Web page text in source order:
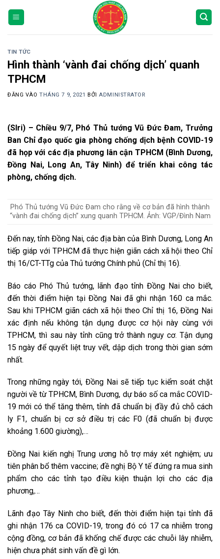
TIN TỨC
Hình thành ‘vành đai chống dịch’ quanh
TPHCM
ĐĂNG VÀOTHÁNG 7 9, 2021 BỞIADMINISTRATOR
(Slri) – Chiều 9/7, Phó Thủ tướng Vũ Đức Đam, Trưởng
Ban Chỉ đạo quốc gia phòng chống dịch bệnh COVID-19
đã họp với các địa phương lân cận TPHCM (Bình Dương,
Đồng Nai, Long An, Tây Ninh) để triển khai công tác
phòng, chống dịch.
Phó Thủ tướng Vũ Đức Đam cho rằng về cơ bản đã hình thành
“vành đai chống dịch” xung quanh TPHCM. Ảnh: VGP/Đình Nam
Đến nay, tỉnh Đồng Nai, các địa bàn của Bình Dương, Long An
tiếp giáp với TPHCM đã thực hiện giãn cách xã hội theo Chỉ
thị 16/CT-TTg của Thủ tướng Chính phủ (Chỉ thị 16).
Báo cáo Phó Thủ tướng, lãnh đạo tỉnh Đồng Nai cho biết,
đến thời điểm hiện tại Đồng Nai đã ghi nhận 160 ca mắc.
Sau khi TPHCM giãn cách xã hội theo Chỉ thị 16, Đồng Nai
xác định nếu không tận dụng được cơ hội này cùng với
TPHCM, thì sau này tỉnh cũng trở thành nguy cơ. Tận dụng
15 ngày để quyết liệt truy vết, dập dịch trong thời gian sớm
nhất.
Trong những ngày tới, Đồng Nai sẽ tiếp tục kiểm soát chặt
người về từ TPHCM, Bình Dương, dự báo số ca mắc COVID-
19 mới có thể tăng thêm, tỉnh đã chuẩn bị đầy đủ chỗ cách
ly F1, chuẩn bị cơ sở điều trị các F0 (đã chuẩn bị được
khoảng 1.600 giường),…
Đồng Nai kiến nghị Trung ương hỗ trợ máy xét nghiệm; ưu
tiên phân bổ thêm vaccine; đề nghị Bộ Y tế đứng ra mua sinh
phẩm cho các tỉnh tạo điều kiện thuận lợi cho các địa
phương,…
Lãnh đạo Tây Ninh cho biết, đến thời điểm hiện tại tỉnh đã
ghi nhận 176 ca COVID-19, trong đó có 17 ca nhiễm trong
cộng đồng, cơ bản đã khống chế được các chuỗi lây nhiễm,
hiện chưa phát sinh vấn đề gì lớn.